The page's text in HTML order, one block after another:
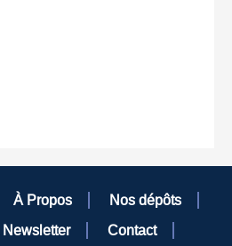
À Propos
Nos dépôts
Contact